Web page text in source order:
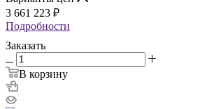
3 661 223 ₽
Подробности
Заказать
В корзину